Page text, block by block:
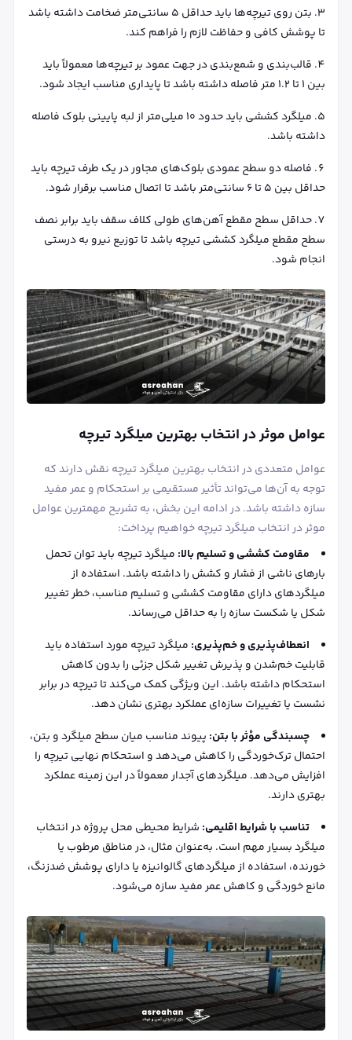
بتن روی تیرچه‌ها باید حداقل ۵ سانتی‌متر ضخامت داشته باشد
تا پوشش کافی و حفاظت لازم را فراهم کند.
قالب‌بندی و شمع‌بندی در جهت عمود بر تیرچه‌ها معمولاً باید
بین ۱ تا ۱.۲ متر فاصله داشته باشد تا پایداری مناسب ایجاد شود.
میلگرد کششی باید حدود ۱۰ میلی‌متر از لبه پایینی بلوک فاصله
داشته باشد.
فاصله دو سطح عمودی بلوک‌های مجاور در یک طرف تیرچه باید
حداقل بین ۵ تا ۶ سانتی‌متر باشد تا اتصال مناسب برقرار شود.
حداقل سطح مقطع آهن‌های طولی کلاف سقف باید برابر نصف
سطح مقطع میلگرد کششی تیرچه باشد تا توزیع نیرو به درستی
انجام شود.
عوامل موثر در انتخاب بهترین میلگرد تیرچه
عوامل متعددی در انتخاب بهترین میلگرد تیرچه نقش دارند که
توجه به آن‌ها می‌تواند تأثیر مستقیمی بر استحکام و عمر مفید
سازه داشته باشد. در ادامه این بخش، به تشریح مهمترین عوامل
موثر در انتخاب میلگرد تیرچه خواهیم پرداخت:
مقاومت کششی و تسلیم بالا: میلگرد تیرچه باید توان تحمل
بارهای ناشی از فشار و کشش را داشته باشد. استفاده از
میلگردهای دارای مقاومت کششی و تسلیم مناسب، خطر تغییر
شکل یا شکست سازه را به حداقل می‌رساند.
انعطاف‌پذیری و خم‌پذیری: میلگرد تیرچه مورد استفاده باید
قابلیت خم‌شدن و پذیرش تغییر شکل جزئی را بدون کاهش
استحکام داشته باشد. این ویژگی کمک می‌کند تا تیرچه در برابر
نشست یا تغییرات سازه‌ای عملکرد بهتری نشان دهد.
چسبندگی مؤثر با بتن: پیوند مناسب میان سطح میلگرد و بتن،
احتمال ترک‌خوردگی را کاهش می‌دهد و استحکام نهایی تیرچه را
افزایش می‌دهد. میلگردهای آجدار معمولاً در این زمینه عملکرد
بهتری دارند.
تناسب با شرایط اقلیمی: شرایط محیطی محل پروژه در انتخاب
میلگرد بسیار مهم است. به‌عنوان مثال، در مناطق مرطوب یا
خورنده، استفاده از میلگردهای گالوانیزه یا دارای پوشش ضدزنگ،
مانع خوردگی و کاهش عمر مفید سازه می‌شود.